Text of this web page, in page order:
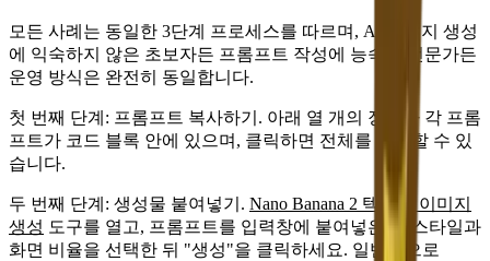
모든 사례는 동일한 3단계 프로세스를 따르며, AI 이미지 생성
에 익숙하지 않은 초보자든 프롬프트 작성에 능숙한 전문가든
운영 방식은 완전히 동일합니다.
첫 번째 단계: 프롬프트 복사하기. 아래 열 개의 장마다 각 프롬
프트가 코드 블록 안에 있으며, 클릭하면 전체를 복사할 수 있
습니다.
두 번째 단계: 생성물 붙여넣기. Nano Banana 2 텍스트 이미지
생성 도구를 열고, 프롬프트를 입력창에 붙여넣은 후 스타일과
화면 비율을 선택한 뒤 "생성"을 클릭하세요. 일반적으로